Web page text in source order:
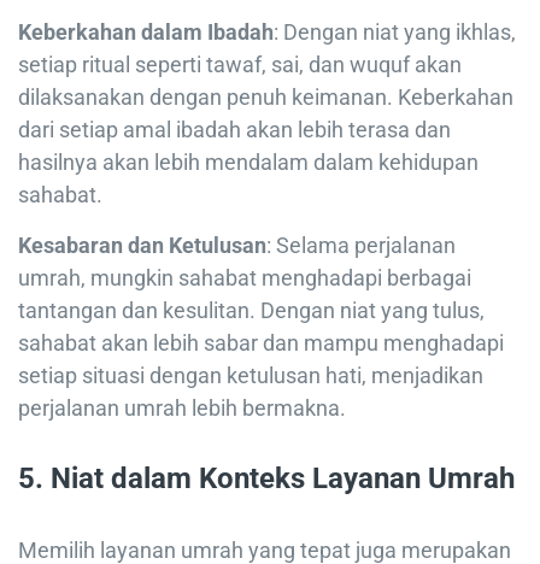
Keberkahan dalam Ibadah: Dengan niat yang ikhlas,
setiap ritual seperti tawaf, sai, dan wuquf akan
dilaksanakan dengan penuh keimanan. Keberkahan
dari setiap amal ibadah akan lebih terasa dan
hasilnya akan lebih mendalam dalam kehidupan
sahabat.
Kesabaran dan Ketulusan: Selama perjalanan
umrah, mungkin sahabat menghadapi berbagai
tantangan dan kesulitan. Dengan niat yang tulus,
sahabat akan lebih sabar dan mampu menghadapi
setiap situasi dengan ketulusan hati, menjadikan
perjalanan umrah lebih bermakna.
5. Niat dalam Konteks Layanan Umrah
Memilih layanan umrah yang tepat juga merupakan